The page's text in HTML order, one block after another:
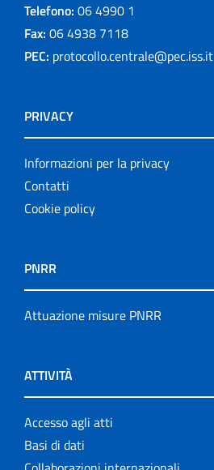
Telefono: 06 4990 1
Fax: 06 4938 7118
PEC: protocollo.centrale@pec.iss.it
PRIVACY
Informazioni per la privacy
Contatti
Cookie policy
PNRR
Attuazione misure PNRR
ATTIVITÀ
Accesso agli atti
Basi di dati